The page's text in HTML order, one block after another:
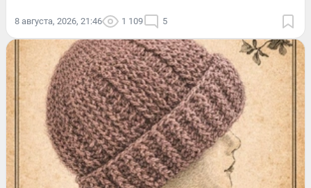
8 августа, 2026, 21:46 1 109 5